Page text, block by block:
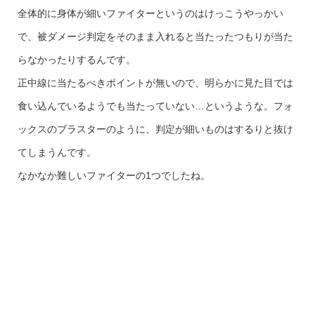
全体的に身体が細いファイターというのはけっこうやっかい
で、被ダメージ判定をそのまま入れると当たったつもりが当た
らなかったりするんです。
正中線に当たるべきポイントが無いので、明らかに見た目では
食い込んでいるようでも当たっていない…というような。フォ
ックスのブラスターのように、判定が細いものはするりと抜け
てしまうんです。
なかなか難しいファイターの1つでしたね。